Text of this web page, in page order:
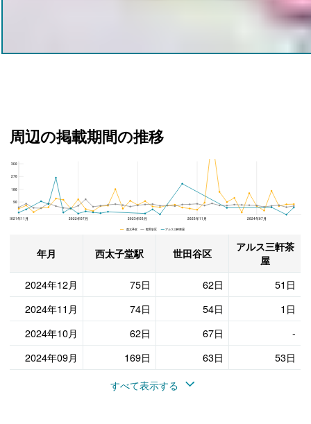
周辺の掲載期間の推移
2021年11月 2022年07月 2023年03月 2023年11月 2024年07月
360
270
180
90
西太子堂 世田谷区 アルス三軒茶屋
年月 西太子堂駅 世田谷区
アルス三軒茶
屋
2024年12月
75日 62日
51日
2024年11月
74日 54日
1日
2024年10月
62日 67日
-
2024年09月
169日 63日
53日
すべて表示する